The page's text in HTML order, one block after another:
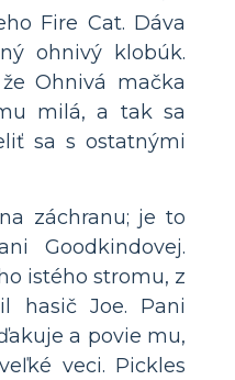
Fire Cat. Dáva
ohnivý klobúk.
Ohnivá mačka
milá, a tak sa
sa s ostatnými
záchranu; je to
Goodkindovej.
istého stromu, z
hasič Joe. Pani
a povie mu,
veci. Pickles